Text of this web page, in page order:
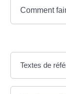
Comment
Textes de